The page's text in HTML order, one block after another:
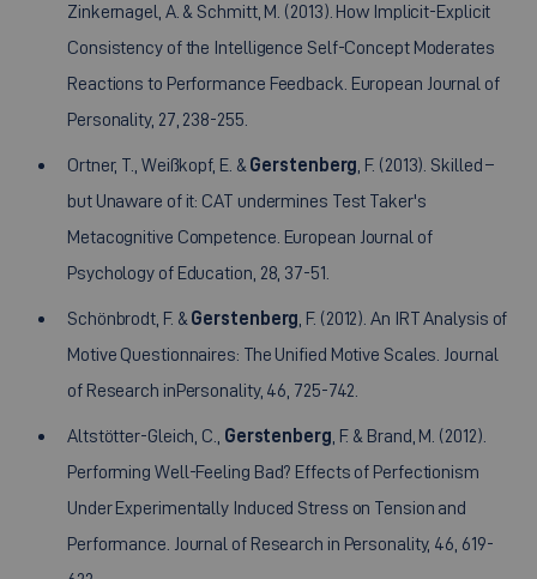
Zinkernagel, A. & Schmitt, M. (2013). How Implicit-Explicit
Consistency of the Intelligence Self-Concept Moderates
Reactions to Performance Feedback. European Journal of
Personality, 27, 238-255.
Ortner, T., Weißkopf, E. & Gerstenberg , F. (2013). Skilled –
but Unaware of it: CAT undermines Test Taker's
Metacognitive Competence. European Journal of
Psychology of Education, 28, 37-51.
Schönbrodt, F. & Gerstenberg , F. (2012). An IRT Analysis of
Motive Questionnaires: The Unified Motive Scales. Journal
of Research inPersonality, 46, 725-742.
Altstötter-Gleich, C., Gerstenberg , F. & Brand, M. (2012).
Performing Well-Feeling Bad? Effects of Perfectionism
Under Experimentally Induced Stress on Tension and
Performance. Journal of Research in Personality, 46, 619-